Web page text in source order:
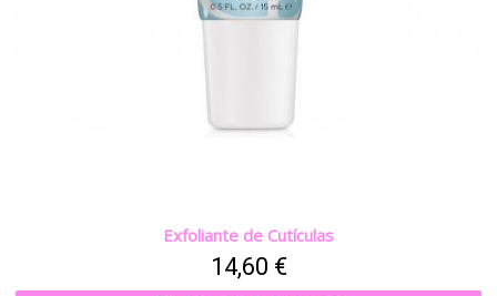
Exfoliante de Cutículas
14,60 €